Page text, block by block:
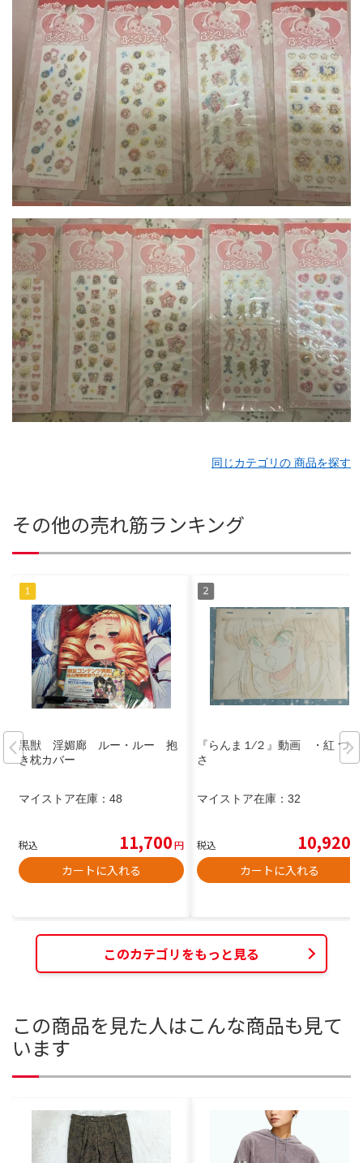
同じカテゴリの 商品を探す
その他の売れ筋ランキング
黒獣 淫媚廊 ルー・ルー 抱
き枕カバー
マイストア在庫： 48
税込 11,700円
カートに入れる
『らんま１∕２』動画 ・紅 つば
さ
マイストア在庫： 32
税込 10,920
カートに入れる
このカテゴリをもっと見る
この商品を見た人はこんな商品も見て
います